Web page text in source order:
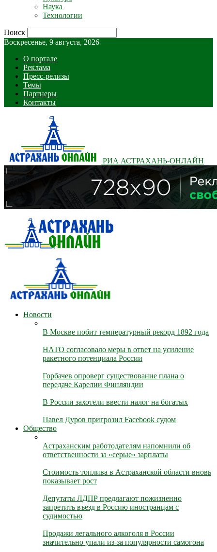
Наука
Технологии
Поиск
Воскресенье, 9 августа, 2026
О портале
Реклама
Пресс-релизы
Темы
Партнеры
Контакты
РИА АСТРАХАНЬ-ОНЛАЙН
Новости
В Москве побит температурный рекорд 1892 года
НАТО согласовало меры в ответ на усиление
ракетного потенциала России
Горбачев опроверг существование плана о
передаче Карелии Финляндии
В России захотели ввести налог на богатых
Павел Дуров пригрозил Facebook судом
Общество
Астраханским работодателям напомнили об
ответственности за «серые» зарплаты
Стоимость топлива в Астраханской области вновь
показывает рост
Депутаты ЛДПР предлагают пожизненно
запретить въезд в Россию иностранцам с
судимостью
Продажи легального алкоголя в России
значительно упали из-за популярности самогона